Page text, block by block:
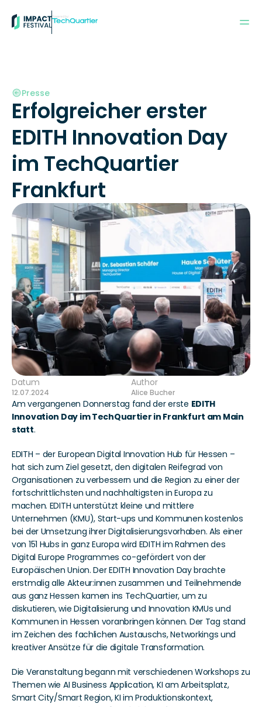
Powered by:
Presse
Erfolgreicher erster
EDITH Innovation Day
im TechQuartier
Frankfurt
Datum
12.07.2024
Author
Alice Bucher
Am vergangenen Donnerstag fand der erste EDITH
Innovation Day im TechQuartier in Frankfurt am Main
statt.
EDITH – der European Digital Innovation Hub für Hessen –
hat sich zum Ziel gesetzt, den digitalen Reifegrad von
Organisationen zu verbessern und die Region zu einer der
fortschrittlichsten und nachhaltigsten in Europa zu
machen. EDITH unterstützt kleine und mittlere
Unternehmen (KMU), Start-ups und Kommunen kostenlos
bei der Umsetzung ihrer Digitalisierungsvorhaben. Als einer
von 151 Hubs in ganz Europa wird EDITH im Rahmen des
Digital Europe Programmes co-gefördert von der
Europäischen Union. Der EDITH Innovation Day brachte
erstmalig alle Akteur:innen zusammen und Teilnehmende
aus ganz Hessen kamen ins TechQuartier, um zu
diskutieren, wie Digitalisierung und Innovation KMUs und
Kommunen in Hessen voranbringen können. Der Tag stand
im Zeichen des fachlichen Austauschs, Networkings und
kreativer Ansätze für die digitale Transformation.
Die Veranstaltung begann mit verschiedenen Workshops zu
Themen wie AI Business Application, KI am Arbeitsplatz,
Smart City/Smart Region, KI im Produktionskontext,